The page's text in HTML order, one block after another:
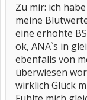
Zu mir: ich
meine
eine erhöhte
ok, ANA`s in
ebenfalls von
überwiesen
wirklich Glück